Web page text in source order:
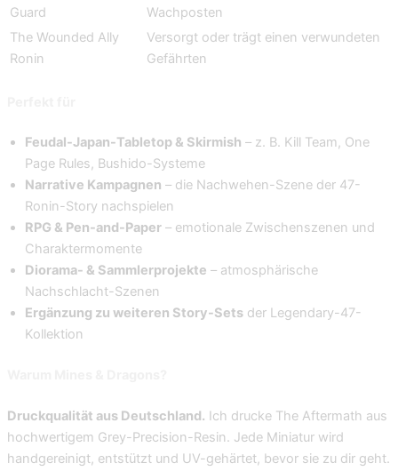
Guard
Wachposten
The Wounded Ally
Ronin
Versorgt oder trägt einen verwundeten
Gefährten
Feudal-Japan-Tabletop & Skirmish – z. B. Kill Team, One
Page Rules, Bushido-Systeme
Narrative Kampagnen – die Nachwehen-Szene der 47-
Ronin-Story nachspielen
RPG & Pen-and-Paper – emotionale Zwischenszenen und
Charaktermomente
Diorama- & Sammlerprojekte – atmosphärische
Nachschlacht-Szenen
Ergänzung zu weiteren Story-Sets der Legendary-47-
Kollektion
Druckqualität aus Deutschland. Ich drucke The Aftermath aus
hochwertigem Grey-Precision-Resin. Jede Miniatur wird
handgereinigt, entstützt und UV-gehärtet, bevor sie zu dir geht.